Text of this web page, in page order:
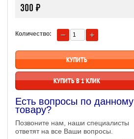
300 ₽
Количество:
КУПИТЬ В 1 КЛИК
Есть вопросы по данному
товару?
Позвоните нам, наши специалисты
ответят на все Ваши вопросы.